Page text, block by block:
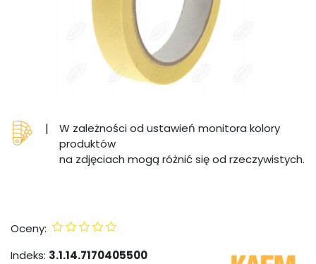
|
W zależności od ustawień monitora kolory
produktów
na zdjęciach mogą różnić się od rzeczywistych.
Oceny:
Indeks: 3.1.14.7170405500